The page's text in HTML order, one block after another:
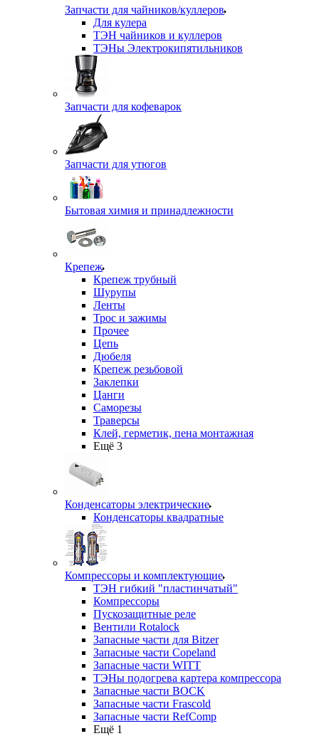
Запчасти для чайников/куллеров
Для кулера
ТЭН чайников и куллеров
ТЭНы Электрокипятильников
Запчасти для кофеварок
Запчасти для утюгов
Бытовая химия и принадлежности
Крепеж
Крепеж трубный
Шурупы
Ленты
Трос и зажимы
Прочее
Цепь
Дюбеля
Крепеж резьбовой
Заклепки
Цанги
Саморезы
Траверсы
Клей, герметик, пена монтажная
Ещё 3
Конденсаторы электрические
Конденсаторы квадратные
Компрессоры и комплектующие
ТЭН гибкий "пластинчатый"
Компрессоры
Пускозащитные реле
Вентили Rotalock
Запасные части для Bitzer
Запасные части Copeland
Запасные части WITT
ТЭНы подогрева картера компрессора
Запасные части BOCK
Запасные части Frascold
Запасные части RefComp
Ещё 1